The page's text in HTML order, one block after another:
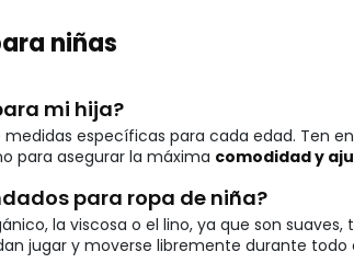
niñas
mi hija?
específicas para cada edad. Ten
para asegurar la máxima comodidad y
para ropa de niña?
la viscosa o el lino, ya que son
jugar y moverse libremente durante todo